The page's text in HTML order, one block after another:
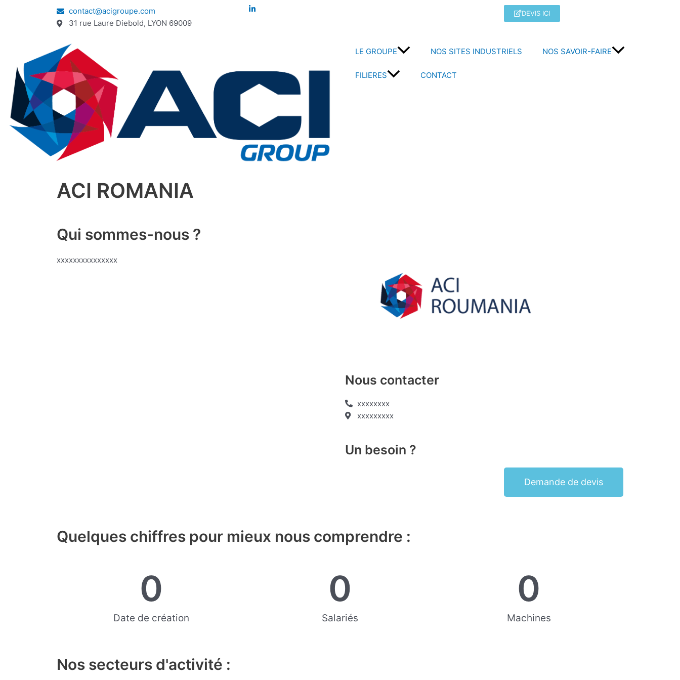
contact@acigroupe.com
31 rue Laure Diebold, LYON 69009
DEVIS ICI
LE GROUPE NOS SITES INDUSTRIELS NOS SAVOIR-FAIRE
FILIERES CONTACT
ACI ROMANIA
Qui sommes-nous ?
xxxxxxxxxxxxxxx
Nous contacter
xxxxxxxx
xxxxxxxxx
Un besoin ?
Demande de devis
Quelques chiffres pour mieux nous comprendre :
Date de création
0
Salariés
0
Machines
0
Nos secteurs d'activité :